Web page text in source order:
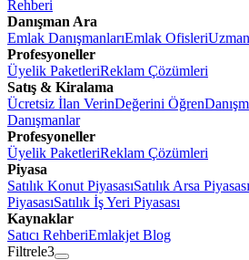
Rehberi
Danışman Ara
Emlak DanışmanlarıEmlak Ofisleri
Profesyoneller
Üyelik PaketleriReklam Çözümleri
Satış & Kiralama
Ücretsiz İlan VerinDeğerini Öğren
Danışmanlar
Profesyoneller
Üyelik PaketleriReklam Çözümleri
Piyasa
Satılık Konut PiyasasıSatılık Arsa Piyasası
PiyasasıSatılık İş Yeri Piyasası
Kaynaklar
Satıcı RehberiEmlakjet Blog
Filtrele3